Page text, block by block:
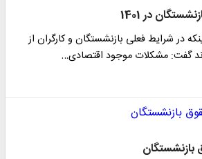
در 1401
در شرایط فعلی بازنشستگان و کارگران از
گفت: مشکلات موجود اقتصادی…
بازنشستگان